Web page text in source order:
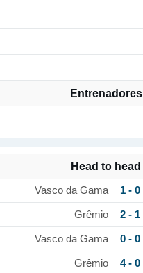
Entrenadores
Head to head
Vasco da Gama 1 - 0
Grêmio 2 - 1
Vasco da Gama 0 - 0
Grêmio 4 - 0